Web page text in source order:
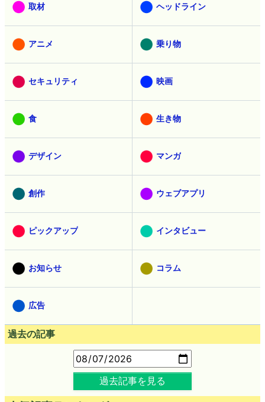
取材 ヘッドライン
アニメ 乗り物
セキュリティ 映画
食 生き物
デザイン マンガ
創作 ウェブアプリ
ピックアップ インタビュー
お知らせ コラム
広告
過去の記事
過去記事を見る